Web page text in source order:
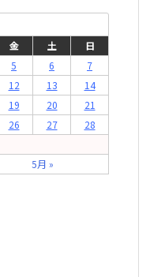
金 土
日
5 6
7
12 13
14
19 20
21
26 27
28
5月 »